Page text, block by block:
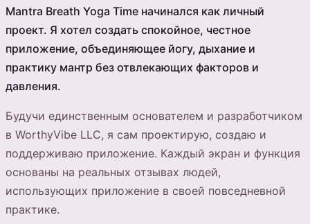
Mantra Breath Yoga Time начинался как личный
проект. Я хотел создать спокойное, честное
приложение, объединяющее йогу, дыхание и
практику мантр без отвлекающих факторов и
давления.
Будучи единственным основателем и разработчиком
в WorthyVibe LLC, я сам проектирую, создаю и
поддерживаю приложение. Каждый экран и функция
основаны на реальных отзывах людей,
использующих приложение в своей повседневной
практике.